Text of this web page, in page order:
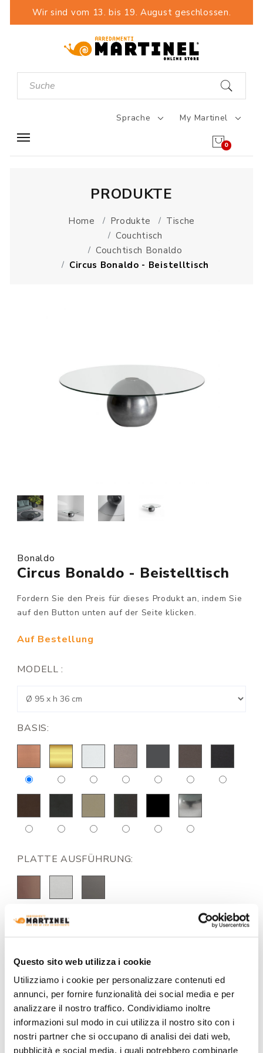
Questo sito web utilizza i cookie
Utilizziamo i cookie per personalizzare contenuti ed
annunci, per fornire funzionalità dei social media e per
analizzare il nostro traffico. Condividiamo inoltre
informazioni sul modo in cui utilizza il nostro sito con i
nostri partner che si occupano di analisi dei dati web,
pubblicità e social media, i quali potrebbero combinarle
Wir sind vom 13. bis 19. August geschlossen.
Sprache My Martinel
0
PRODUKTE
Home Produkte
Tische
Couchtisch
Couchtisch Bonaldo
Circus Bonaldo - Beistelltisch
Bonaldo
Circus Bonaldo - Beistelltisch
Fordern Sie den Preis für dieses Produkt an, indem Sie
auf den Button unten auf der Seite klicken.
Auf Bestellung
MODELL :
BASIS:
PLATTE AUSFÜHRUNG:
EIN ANGEBOT ANFORDERN
INFORMATIONEN
MARKE